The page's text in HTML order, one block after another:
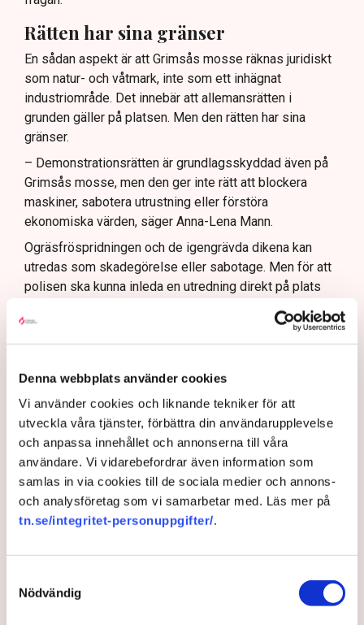
Denna webbplats använder cookies
Vi använder cookies och liknande tekniker för att
utveckla våra tjänster, förbättra din användarupplevelse
och anpassa innehållet och annonserna till våra
användare. Vi vidarebefordrar även information som
samlas in via cookies till de sociala medier och annons-
och analysföretag som vi samarbetar med. Läs mer på
tn.se/integritet-personuppgifter/.
Nödvändig
Rätten har sina gränser
En sådan aspekt är att Grimsås mosse räknas juridiskt
som natur- och våtmark, inte som ett inhägnat
industriområde. Det innebär att allemansrätten i
grunden gäller på platsen. Men den rätten har sina
gränser.
– Demonstrationsrätten är grundlagsskyddad även på
Grimsås mosse, men den ger inte rätt att blockera
maskiner, sabotera utrustning eller förstöra
ekonomiska värden, säger Anna-Lena Mann.
Ogräsfröspridningen och de igengrävda dikena kan
utredas som skadegörelse eller sabotage. Men för att
polisen ska kunna inleda en utredning direkt på plats
krävs att brottet pågår eller nyss har avslutats, samt
konkreta bevis eller utpekade misstänkta.
upptagna och kommer att utredas och lagföras, en del i
även använder drönare för att dokumentera och säkra
bevis, säger Anna-Lena Mann.
Myndigheter Gripanden Tranemo kommun
Polisen
Svensk Torv : en naturlig råvara
Allemansrätten
Tove Lifvendahl
Återställ Våtmarker